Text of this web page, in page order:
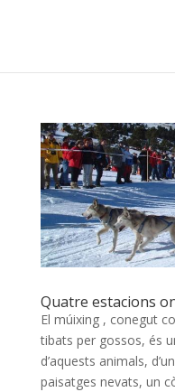
Quatre estacions
El múixing , conegut
tibats per gossos, és
d’aquests animals,
paisatges nevats, un